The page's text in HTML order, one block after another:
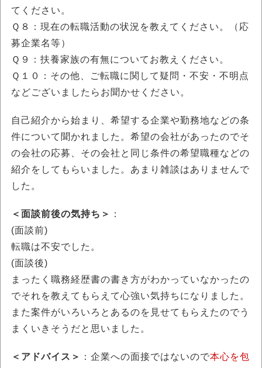
てください。
Ｑ８：現在の転職活動の状況を教えてください。（応
募企業名等）
Ｑ９：扶養家族の有無についてお教えください。
Ｑ１０：その他、ご転職に関して疑問・不安・不明点
などございましたらお聞かせください。
自己紹介から始まり、希望する企業や勤務地などの条
件について聞かれました。希望の会社があったのでそ
の会社の応募、その会社と同じ条件の希望職種などの
紹介をしてもらいました。あまり雑談はありませんで
した。
＜面談前後の気持ち＞
：
(面談前)
転職は不安でした。
(面談後)
まったく職務経歴書の書き方がわかっていなかったの
でそれを教えてもらえて心強い気持ちになりました。
また案件がいろいろとあるのを見せてもらえたのでう
まくいきそうだと思いました。
＜アドバイス＞ ：企業への面接ではないので本心を包